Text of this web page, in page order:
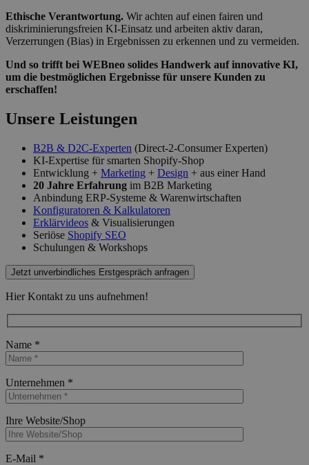
Ethische Verantwortung. Wir achten auf einen fairen und
diskriminierungsfreien KI-Einsatz und arbeiten aktiv daran,
Verzerrungen (Bias) in Ergebnissen zu erkennen und zu vermeiden.
Und so trifft bei WEBneo solides Handwerk auf innovative KI,
um die bestmöglichen Ergebnisse für unsere Kunden zu
erschaffen!
Unsere Leistungen
B2B & D2C-Experten (Direct-2-Consumer Experten)
KI-Expertise für smarten Shopify-Shop
Entwicklung + Marketing + Design + aus einer Hand
20 Jahre Erfahrung im B2B Marketing
Anbindung ERP-Systeme & Warenwirtschaften
Konfiguratoren & Kalkulatoren
Erklärvideos & Visualisierungen
Seriöse Shopify SEO
Schulungen & Workshops
Jetzt unverbindliches Erstgespräch anfragen
Hier Kontakt zu uns aufnehmen!
Name *
Unternehmen *
Ihre Website/Shop
E-Mail *